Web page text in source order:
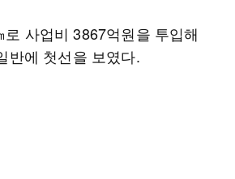
사업비 3867억원을 투입해
반에 첫선을 보였다.